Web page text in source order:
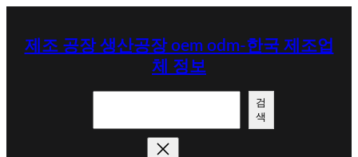
제조 공장 생산공장 oem odm-한국 제조업
체 정보
검
색